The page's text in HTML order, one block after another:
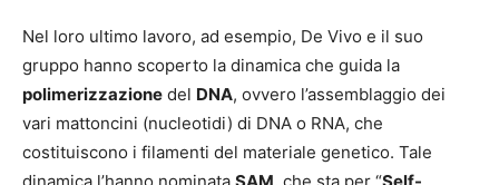
Nel loro ultimo lavoro, ad esempio, De Vivo e il suo
gruppo hanno scoperto la dinamica che guida la
polimerizzazione del DNA, ovvero l’assemblaggio dei
vari mattoncini (nucleotidi) di DNA o RNA, che
costituiscono i filamenti del materiale genetico. Tale